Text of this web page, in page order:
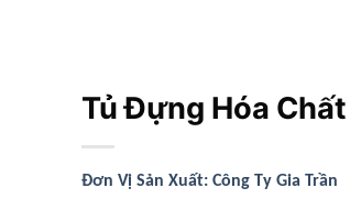
Tủ Đựng Hóa
Đơn Vị Sản Xuất: Công Ty Gia Trần